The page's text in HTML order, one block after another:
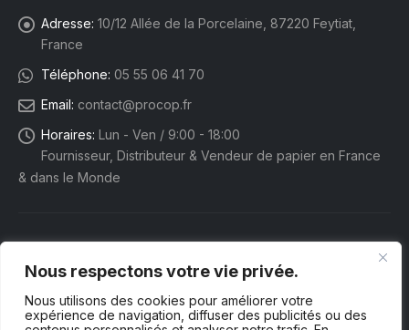
Nous respectons votre vie privée.
Nous utilisons des cookies pour améliorer votre
expérience de navigation, diffuser des publicités ou des
Adresse: 10/12 Allée de la Porcelaine, 87220 Feytiat,
France
Téléphone: 05 55 06 41 70
Email: contact@procop.fr
Horaires: Lun - Ven / 9:00 - 18:00
Fournisseur, Distributeur & Vendeur de papier en France
& dans le Monde